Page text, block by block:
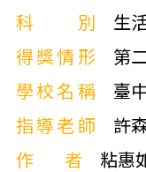
科別
生
得獎情形
第
學校名稱
臺
指導老師
許
作者
粘惠